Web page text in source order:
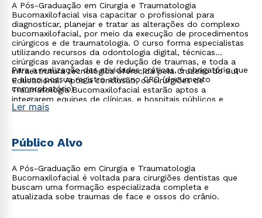
A Pós-Graduação em Cirurgia e Traumatologia
Bucomaxilofacial visa capacitar o profissional para
diagnosticar, planejar e tratar as alterações do complexo
bucomaxilofacial, por meio da execução de procedimentos
cirúrgicos e de traumatologia. O curso forma especialistas
utilizando recursos da odontologia digital, técnicas
cirúrgicas avançadas e de redução de traumas, e toda a
infraestrutura tecnológica oferecida pela Cruzeiro do Sul
Educacional. Após a conclusão, os cirurgiões de
Traumatologia Bucomaxilofacial estarão aptos a
integrarem equipes de clínicas, e hospitais públicos e
privados, tratando os pacientes com qualidade e
Para a realização das atividades práticas, é obrigatório que
o aluno possua registro ativo no CRO (documento
comprobatório)
Ler mais
Público Alvo
A Pós-Graduação em Cirurgia e Traumatologia
Bucomaxilofacial é voltada para cirurgiões dentistas que
buscam uma formação especializada completa e
atualizada sobe traumas de face e ossos do crânio.